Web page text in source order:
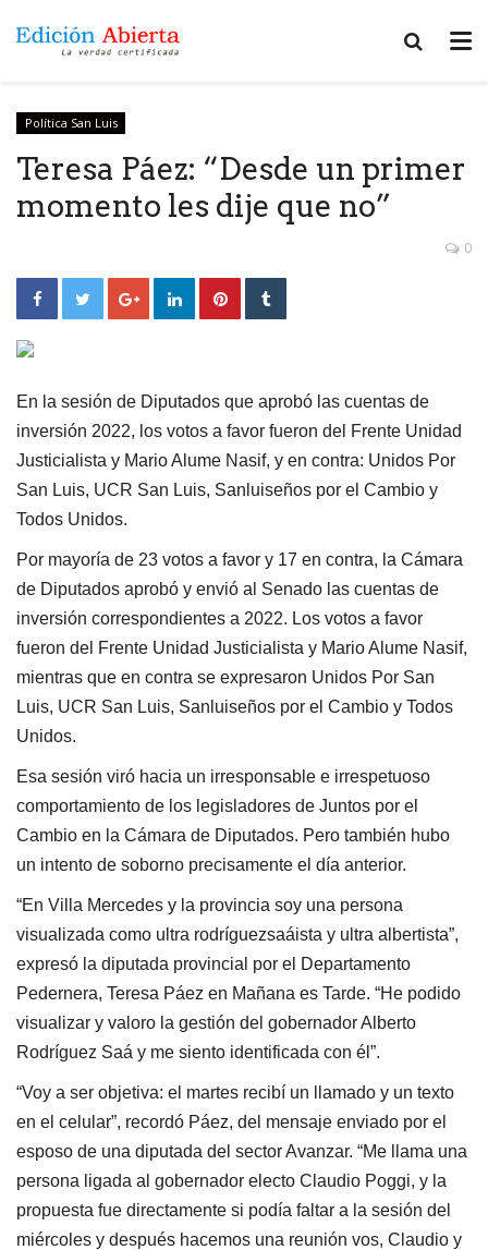
Política San Luis
Teresa Páez: “Desde un primer
momento les dije que no”
0
En la sesión de Diputados que aprobó las cuentas de
inversión 2022, los votos a favor fueron del Frente Unidad
Justicialista y Mario Alume Nasif, y en contra: Unidos Por
San Luis, UCR San Luis, Sanluiseños por el Cambio y
Todos Unidos.
Por mayoría de 23 votos a favor y 17 en contra, la Cámara
de Diputados aprobó y envió al Senado las cuentas de
inversión correspondientes a 2022. Los votos a favor
fueron del Frente Unidad Justicialista y Mario Alume Nasif,
mientras que en contra se expresaron Unidos Por San
Luis, UCR San Luis, Sanluiseños por el Cambio y Todos
Unidos.
Esa sesión viró hacia un irresponsable e irrespetuoso
comportamiento de los legisladores de Juntos por el
Cambio en la Cámara de Diputados. Pero también hubo
un intento de soborno precisamente el día anterior.
“En Villa Mercedes y la provincia soy una persona
visualizada como ultra rodríguezsaáista y ultra albertista”,
expresó la diputada provincial por el Departamento
Pedernera, Teresa Páez en Mañana es Tarde. “He podido
visualizar y valoro la gestión del gobernador Alberto
Rodríguez Saá y me siento identificada con él”.
“Voy a ser objetiva: el martes recibí un llamado y un texto
en el celular”, recordó Páez, del mensaje enviado por el
esposo de una diputada del sector Avanzar. “Me llama una
persona ligada al gobernador electo Claudio Poggi, y la
propuesta fue directamente si podía faltar a la sesión del
miércoles y después hacemos una reunión vos, Claudio y